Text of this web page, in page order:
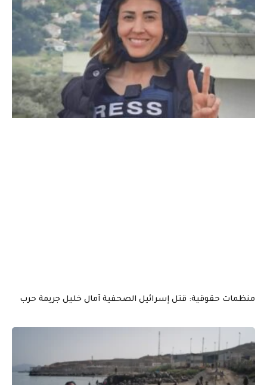
منظمات حقوقية: قتل إسرائيل الصحفية آمال خليل جريمة حرب